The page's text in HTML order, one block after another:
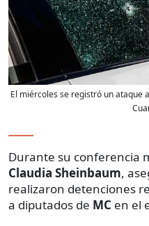
El miércoles se registró un ataque
Durante su conferencia
Claudia Sheinbaum,
realizaron detenciones
a diputados de MC en el